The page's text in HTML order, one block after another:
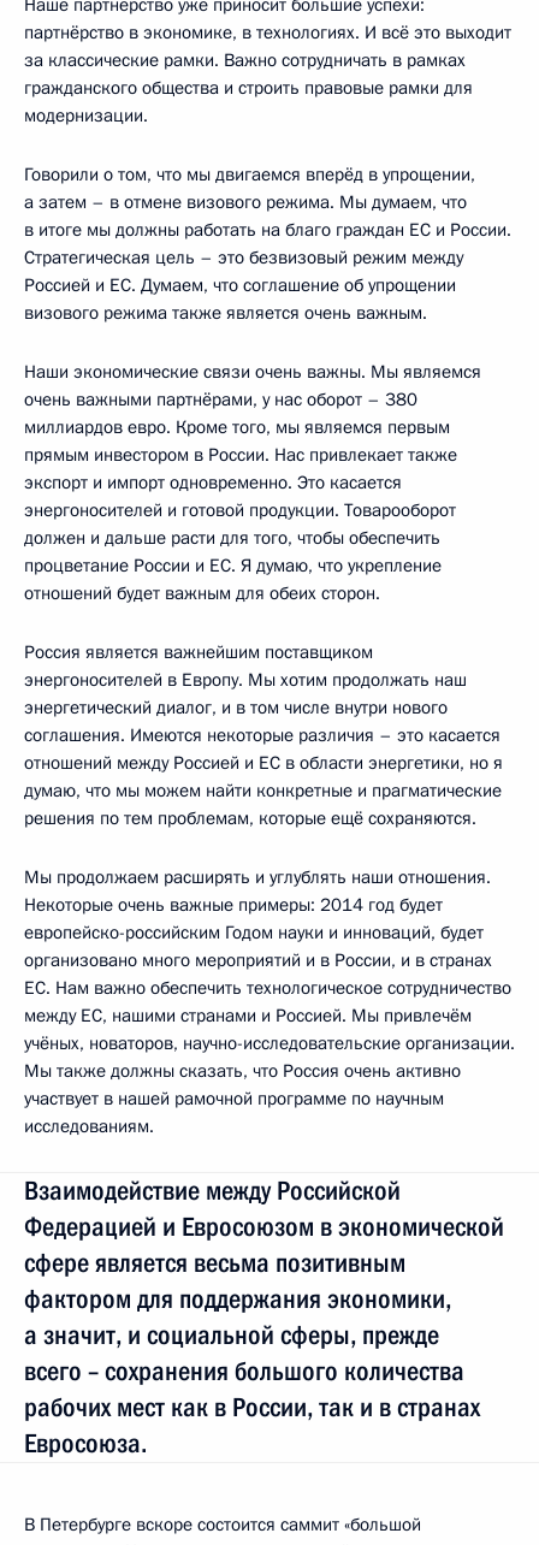
партнёрство в экономике, в технологиях. И всё это выходит
за классические рамки. Важно сотрудничать в рамках
гражданского общества и строить правовые рамки для
модернизации.
Говорили о том, что мы двигаемся вперёд в упрощении,
а затем – в отмене визового режима. Мы думаем, что
в итоге мы должны работать на благо граждан ЕС и России.
Стратегическая цель – это безвизовый режим между
Россией и ЕС. Думаем, что соглашение об упрощении
визового режима также является очень важным.
Наши экономические связи очень важны. Мы являемся
очень важными партнёрами, у нас оборот – 380
миллиардов евро. Кроме того, мы являемся первым
прямым инвестором в России. Нас привлекает также
экспорт и импорт одновременно. Это касается
энергоносителей и готовой продукции. Товарооборот
должен и дальше расти для того, чтобы обеспечить
процветание России и ЕС. Я думаю, что укрепление
отношений будет важным для обеих сторон.
Россия является важнейшим поставщиком
энергоносителей в Европу. Мы хотим продолжать наш
энергетический диалог, и в том числе внутри нового
соглашения. Имеются некоторые различия – это касается
отношений между Россией и ЕС в области энергетики, но я
думаю, что мы можем найти конкретные и прагматические
решения по тем проблемам, которые ещё сохраняются.
Мы продолжаем расширять и углублять наши отношения.
Некоторые очень важные примеры: 2014 год будет
европейско-российским Годом науки и инноваций, будет
организовано много мероприятий и в России, и в странах
ЕС. Нам важно обеспечить технологическое сотрудничество
между ЕС, нашими странами и Россией. Мы привлечём
учёных, новаторов, научно-исследовательские организации.
Мы также должны сказать, что Россия очень активно
участвует в нашей рамочной программе по научным
исследованиям.
Взаимодействие между Российской
Федерацией и Евросоюзом в экономической
сфере является весьма позитивным
фактором для поддержания экономики,
а значит, и социальной сферы, прежде
всего – сохранения большого количества
рабочих мест как в России, так и в странах
Евросоюза.
В Петербурге вскоре состоится саммит «большой